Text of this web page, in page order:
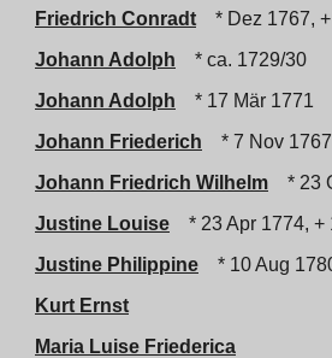
Friedrich Conradt
* Dez 1767,
Johann Adolph
* ca. 1729/30
Johann Adolph
* 17 Mär 1771
Johann Friederich
* 7 Nov 1767
Johann Friedrich Wilhelm
* 23
Justine Louise
* 23 Apr 1774,
Justine Philippine
* 10 Aug
Kurt Ernst
Maria Luise Friederica